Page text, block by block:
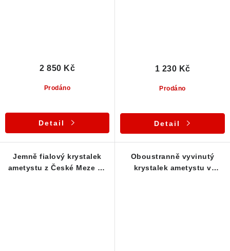
Prodáno
2 850 Kč
Detail
Prodáno
1 230 Kč
Detail
Jemně fialový krystalek
ametystu z České Meze na
Oboustranně vyvinutý
krystalek ametystu v